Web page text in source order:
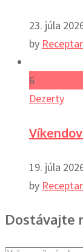
23. júla
by
6
Dezerty
19. júla
by
Dostávajte